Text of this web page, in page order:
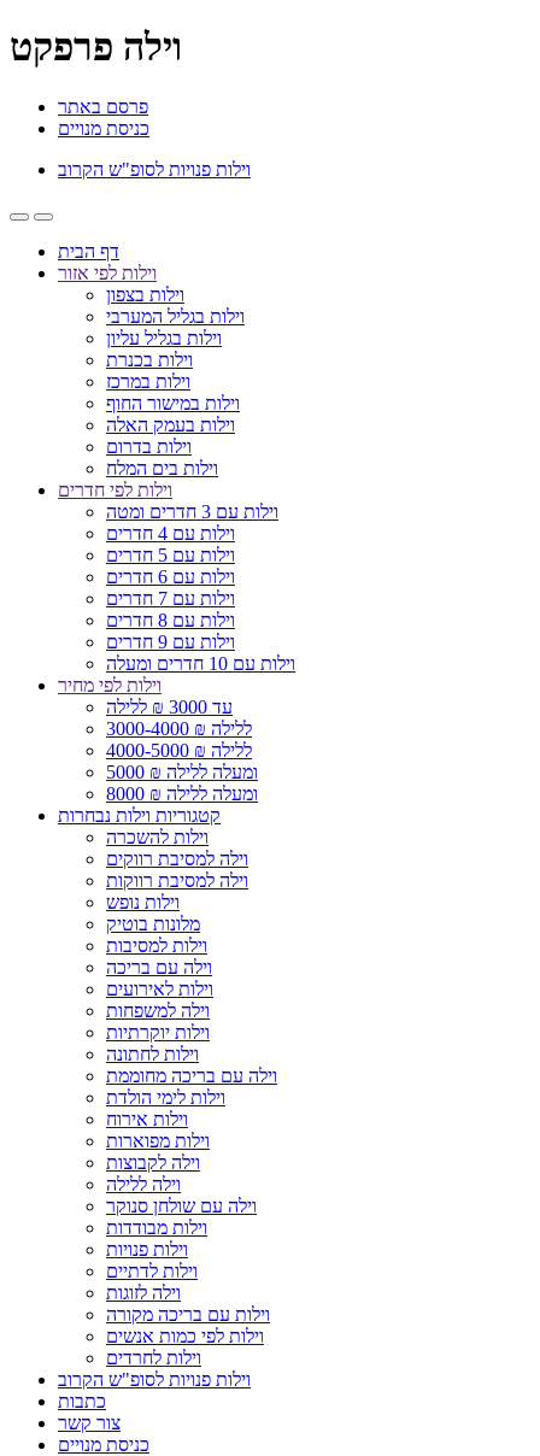
וילה פרפקט
פרסם באתר
כניסת מנויים
וילות פנויות לסופ"ש הקרוב
דף הבית
וילות לפי אזור
וילות בצפון
וילות בגליל המערבי
וילות בגליל עליון
וילות בכנרת
וילות במרכז
וילות במישור החוף
וילות בעמק האלה
וילות בדרום
וילות בים המלח
וילות לפי חדרים
וילות עם 3 חדרים ומטה
וילות עם 4 חדרים
וילות עם 5 חדרים
וילות עם 6 חדרים
וילות עם 7 חדרים
וילות עם 8 חדרים
וילות עם 9 חדרים
וילות עם 10 חדרים ומעלה
וילות לפי מחיר
עד 3000 ₪ ללילה
3000-4000 ₪ ללילה
4000-5000 ₪ ללילה
5000 ₪ ומעלה ללילה
8000 ₪ ומעלה ללילה
קטגוריות וילות נבחרות
וילות להשכרה
וילה למסיבת רווקים
וילה למסיבת רווקות
וילות נופש
מלונות בוטיק
וילות למסיבות
וילה עם בריכה
וילות לאירועים
וילה למשפחות
וילות יוקרתיות
וילות לחתונה
וילה עם בריכה מחוממת
וילות לימי הולדת
וילות אירוח
וילות מפוארות
וילה לקבוצות
וילה ללילה
וילה עם שולחן סנוקר
וילות מבודדות
וילות פנויות
וילות לדתיים
וילה לזוגות
וילות עם בריכה מקורה
וילות לפי כמות אנשים
וילות לחרדים
וילות פנויות לסופ"ש הקרוב
כתבות
צור קשר
כניסת מנויים